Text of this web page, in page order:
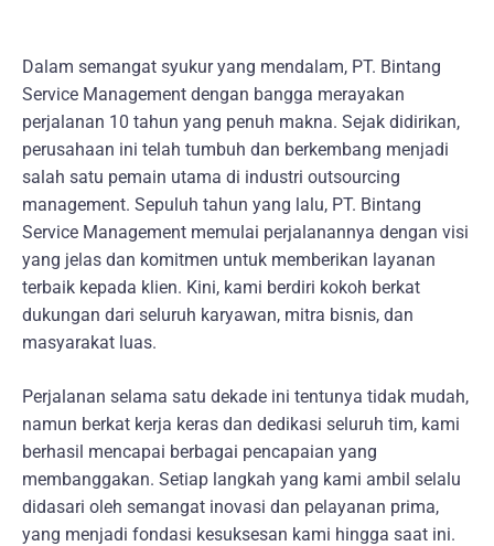
Dalam semangat syukur yang mendalam, PT. Bintang
Service Management dengan bangga merayakan
perjalanan 10 tahun yang penuh makna. Sejak didirikan,
perusahaan ini telah tumbuh dan berkembang menjadi
salah satu pemain utama di industri outsourcing
management. Sepuluh tahun yang lalu, PT. Bintang
Service Management memulai perjalanannya dengan visi
yang jelas dan komitmen untuk memberikan layanan
terbaik kepada klien. Kini, kami berdiri kokoh berkat
dukungan dari seluruh karyawan, mitra bisnis, dan
masyarakat luas.
Perjalanan selama satu dekade ini tentunya tidak mudah,
namun berkat kerja keras dan dedikasi seluruh tim, kami
berhasil mencapai berbagai pencapaian yang
membanggakan. Setiap langkah yang kami ambil selalu
didasari oleh semangat inovasi dan pelayanan prima,
yang menjadi fondasi kesuksesan kami hingga saat ini.